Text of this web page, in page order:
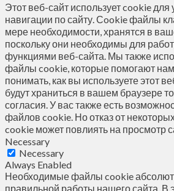
Этот веб-сайт использует cookie
навигации по сайту. Сookie файлы
мере необходимости, хранятся в
поскольку они необходимы для
функциями веб-сайта. Мы также
файлы cookie, которые помогают
понимать, как вы используете этот
будут храниться в вашем браузере
согласия. У вас также есть
файлов cookie. Но отказ от
cookie может повлиять на просмотр
Necessary
Necessary
Always Enabled
Необходимые файлы cookie
правильной работы нашего сайта. В